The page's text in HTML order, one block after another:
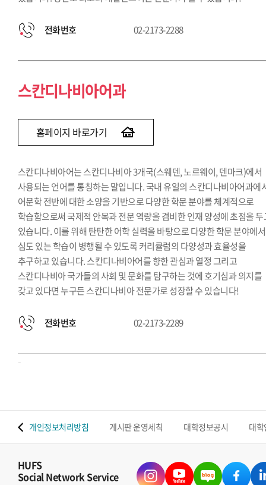
전화번호 02-2173-2288
스칸디나비아어과
홈페이지 바로가기
스칸디나비아어는 스칸디나비아 3개국(스웨덴, 노르웨이, 덴마크)에서
사용되는 언어를 통칭하는 말입니다. 국내 유일의 스칸디나비아어과에
어문학 전반에 대한 소양을 기반으로 다양한 학문 분야를 체계적으로
학습함으로써 국제적 안목과 전문 역량을 겸비한 인재 양성에 초점을
있습니다. 이를 위해 탄탄한 어학 실력을 바탕으로 다양한 학문 분야에서
심도 있는 학습이 병행될 수 있도록 커리큘럼의 다양성과 효율성을
추구하고 있습니다. 스칸디나비아어를 향한 관심과 열정 그리고
스칸디나비아 국가들의 사회 및 문화를 탐구하는 것에 호기심과 의지를
갖고 있다면 누구든 스칸디나비아 전문가로 성장할 수 있습니다!
전화번호 02-2173-2289
-
개인정보처리방침 게시판 운영세칙 대학정보공시 대
HUFS
Social Network Service